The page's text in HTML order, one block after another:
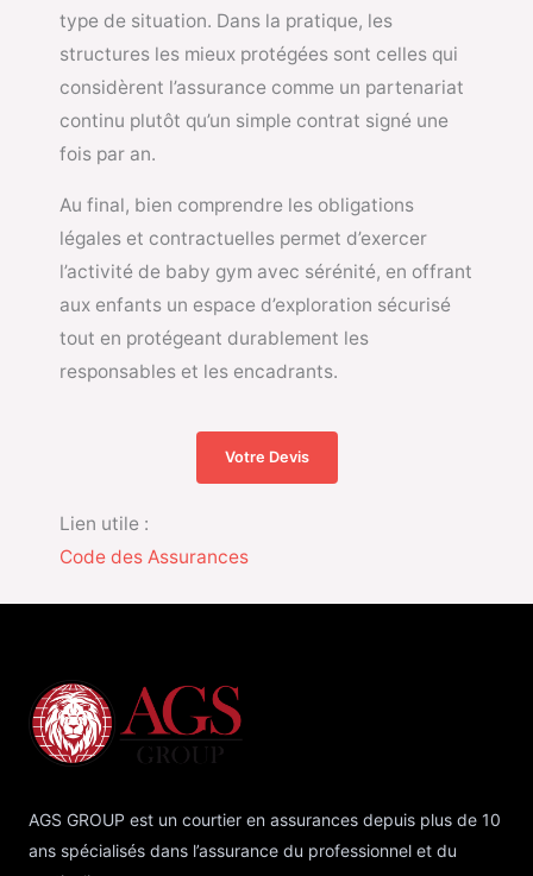
type de situation. Dans la pratique, les
structures les mieux protégées sont celles qui
considèrent l’assurance comme un partenariat
continu plutôt qu’un simple contrat signé une
fois par an.
Au final, bien comprendre les obligations
légales et contractuelles permet d’exercer
l’activité de baby gym avec sérénité, en offrant
aux enfants un espace d’exploration sécurisé
tout en protégeant durablement les
responsables et les encadrants.
Votre Devis
Lien utile :
Code des Assurances
AGS GROUP est un courtier en assurances depuis plus de 10
ans spécialisés dans l’assurance du professionnel et du